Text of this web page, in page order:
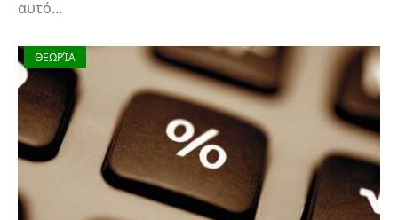
αυτό…
ΘΕΩΡΊΑ